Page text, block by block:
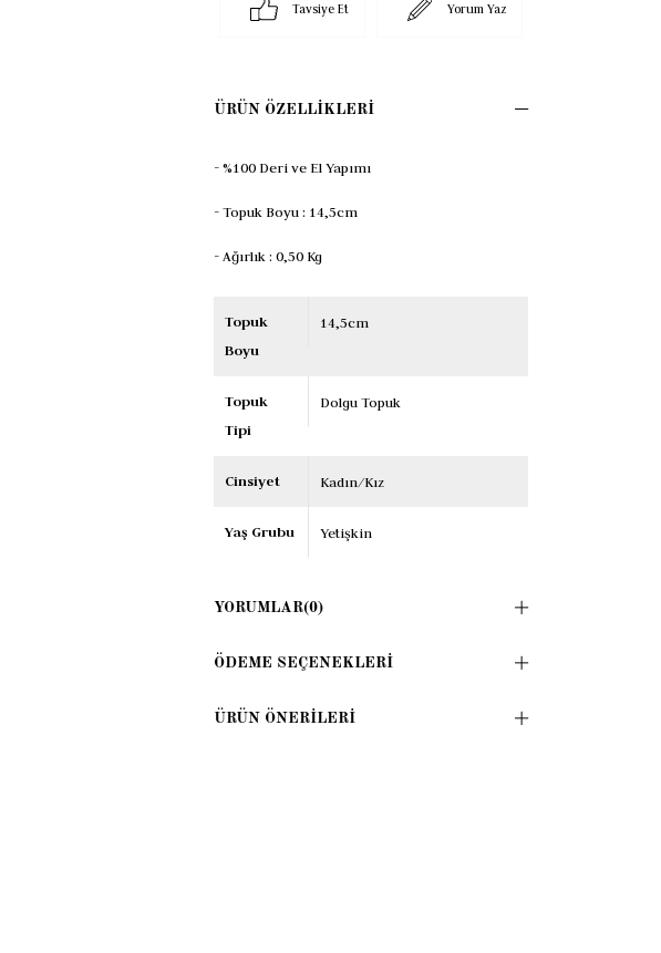
Tavsiye Et Yorum Yaz
ÜRÜN ÖZELLIKLERI
- %100 Deri ve El Yapımı
- Topuk Boyu : 14,5cm
- Ağırlık : 0,50 Kg
Topuk
Boyu
14,5cm
Topuk
Tipi
Dolgu Topuk
Cinsiyet Kadın/Kız
Yaş Grubu Yetişkin
YORUMLAR(0)
ÖDEME SEÇENEKLERI
ÜRÜN ÖNERILERI